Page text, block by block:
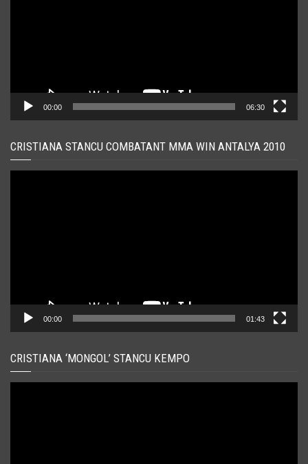
00:00 06:30
CRISTIANA STANCU COMBATANT MMA WIN ANTALYA 2010
00:00 01:43
CRISTIANA ‘MONGOL’ STANCU KEMPO